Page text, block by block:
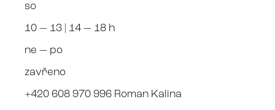
so
10 — 13 | 14 — 18 h
ne — po
zavřeno
+420 608 970 996 Roman Kalina